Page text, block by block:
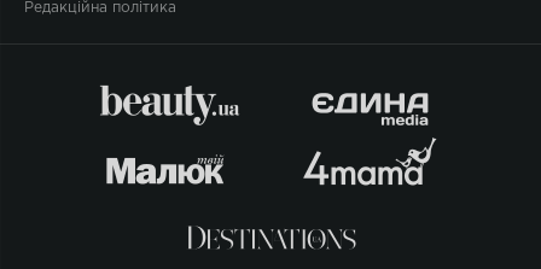
Редакційна політика